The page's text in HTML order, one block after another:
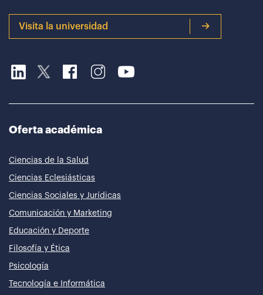
Visita la universidad
Oferta académica
Ciencias de la Salud
Ciencias Eclesiásticas
Ciencias Sociales y Jurídicas
Comunicación y Marketing
Educación y Deporte
Filosofía y Ética
Psicología
Tecnología e Informática